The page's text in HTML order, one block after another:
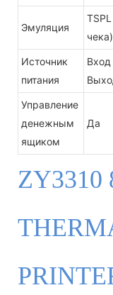
Эмуляция
чека)
Источник
питания
Управление
денежным
ящиком
Да
ZY3310